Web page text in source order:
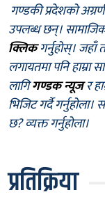
गण्डकी प्रदेशको
उपलब्ध छन्। सामाजिक
क्लिकगर्नुहोस्। जहाँ
लगायतमा पनि हाम्रा
लागिगण्डक न्यूजर
भिजिट गर्दै
छ? व्यक्त गर्नुहोला।
प्रतिक्रिया